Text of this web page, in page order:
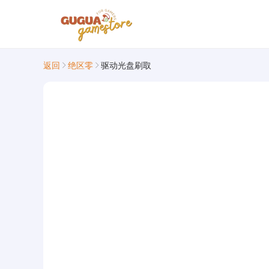
返回 绝区零 驱动光盘刷取